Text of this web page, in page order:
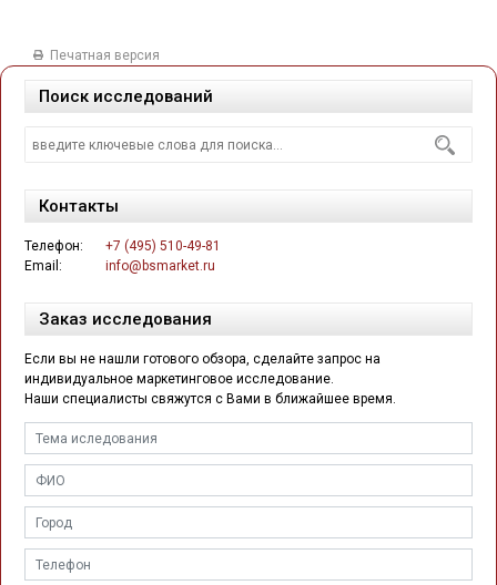
Печатная версия
Поиск исследований
Контакты
Телефон:
+7 (495) 510-49-81
Email:
info@bsmarket.ru
Заказ исследования
Если вы не нашли готового обзора, сделайте запрос на
индивидуальное маркетинговое исследование.
Наши специалисты свяжутся с Вами в ближайшее время.